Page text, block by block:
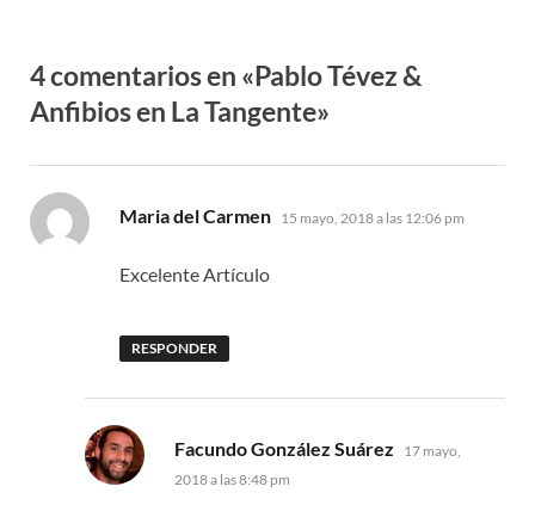
4 comentarios en «Pablo Tévez &
Anfibios en La Tangente»
Maria del Carmen dice:
15 mayo, 2018 a las 12:06 pm
Excelente Artículo
RESPONDER
Facundo González Suárez dice:
17 mayo,
2018 a las 8:48 pm